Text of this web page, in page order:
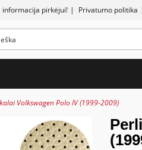
informacija pirkėjui! | Privatumo politika |
Volkswagen Polo IV (1999-2009)